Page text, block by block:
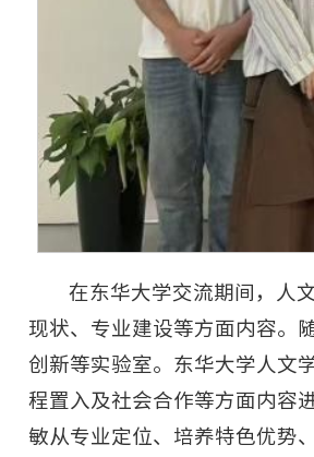
在东华大学交流期间，人
现状、专业建设等方面内容。
创新等实验室。东华大学人文
程置入及社会合作等方面内容
敏从专业定位、培养特色优势